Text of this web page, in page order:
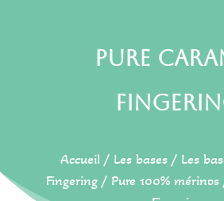
Pure
Accueil / Les bases / Les
Fingering / Pure 100% mérinos